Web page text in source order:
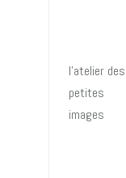
l’atelier des
petites
images